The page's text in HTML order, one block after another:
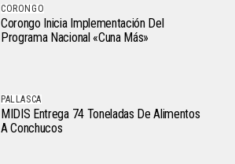
CORONGO
Corongo Inicia Implementación Del
Programa Nacional «Cuna Más»
PALLASCA
MIDIS Entrega 74 Toneladas De Alimentos
A Conchucos